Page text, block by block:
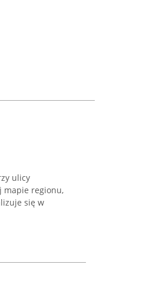
ulicy
mapie regionu,
się w